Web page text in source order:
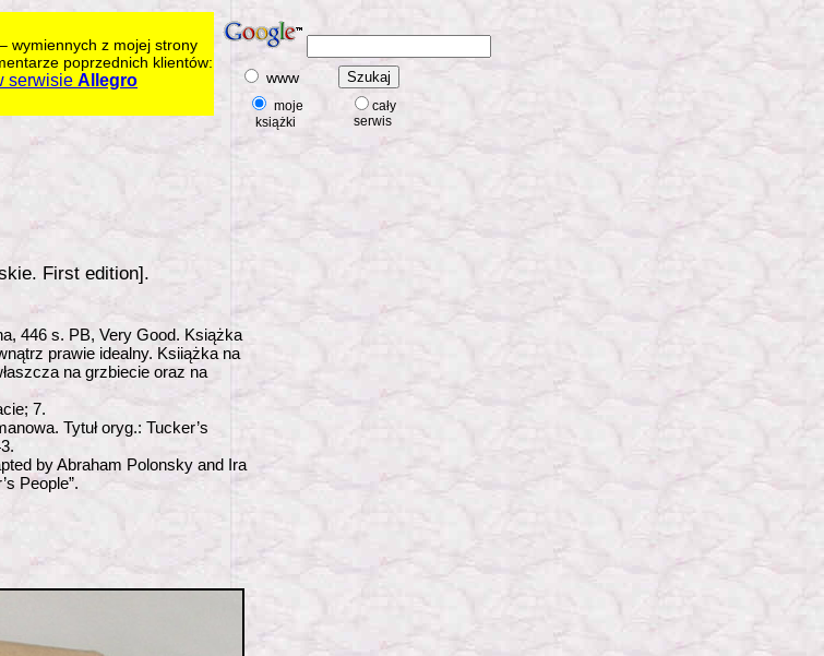
wymiennych z mojej strony
poprzednich klientów:
serwisie Allegro www
moje
książki
cały
serwis
First edition].
446 s. PB, Very Good. Książka
prawie idealny. Ksiiążka na
na grzbiecie oraz na
7.
Tytuł oryg.: Tucker’s
by Abraham Polonsky and Ira
People”.